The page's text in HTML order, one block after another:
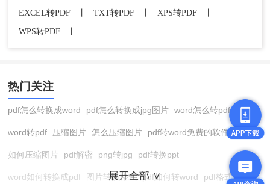
EXCEL转PDF
TXT转PDF XPS转PDF
WPS转PDF
热门关注
pdf怎么转换成word pdf怎么转换成jpg图片 word怎么转pdf
word转pdf 压缩图片 怎么压缩图片 pdf转word免费的软件
如何压缩图片 pdf解密 png转jpg pdf转换ppt
word如何转换成pdf 图片转换格式 pdf如何转word pdf格式转换
展开全部 ∨